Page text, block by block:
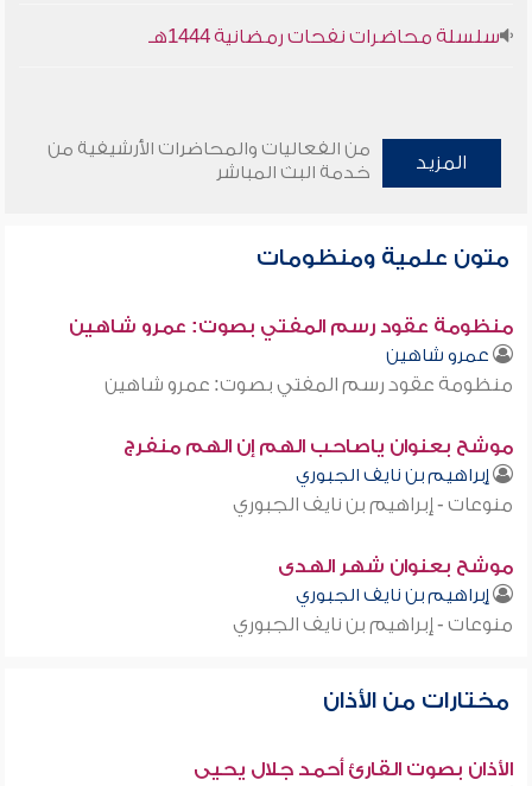
سلسلة محاضرات نفحات رمضانية 1444هـ
المزيد
من الفعاليات والمحاضرات الأرشيفية من
خدمة البث المباشر
متون علمية ومنظومات
منظومة عقود رسم المفتي بصوت: عمرو شاهين
عمرو شاهين
منظومة عقود رسم المفتي بصوت: عمرو شاهين
موشح بعنوان ياصاحب الهم إن الهم منفرج
إبراهيم بن نايف الجبوري
منوعات - إبراهيم بن نايف الجبوري
موشح بعنوان شهر الهدى
إبراهيم بن نايف الجبوري
منوعات - إبراهيم بن نايف الجبوري
مختارات من الأذان
الأذان بصوت القارئ أحمد جلال يحيى